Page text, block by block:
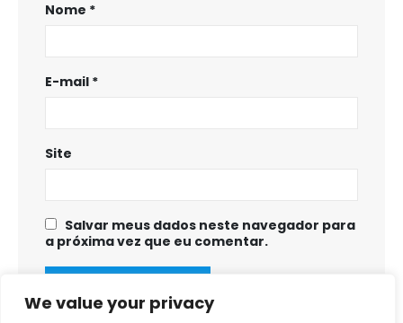
We value your privacy
Nome *
E-mail *
Site
Salvar meus dados neste navegador para
a próxima vez que eu comentar.